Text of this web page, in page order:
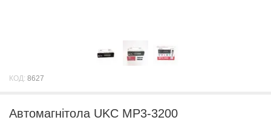
КОД: 8627
Автомагнітола UKC MP3-3200